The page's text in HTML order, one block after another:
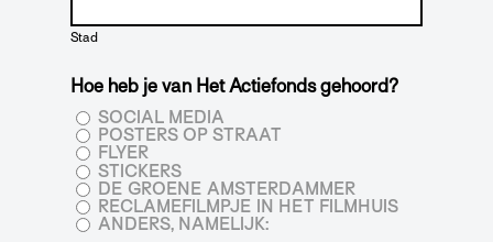
Stad
Hoe heb je van Het Actiefonds gehoord?
SOCIAL MEDIA
POSTERS OP STRAAT
FLYER
STICKERS
DE GROENE AMSTERDAMMER
RECLAMEFILMPJE IN HET FILMHUIS
ANDERS, NAMELIJK: